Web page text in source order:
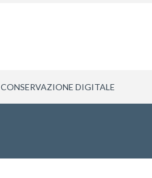
CONSERVAZIONE DIGITALE